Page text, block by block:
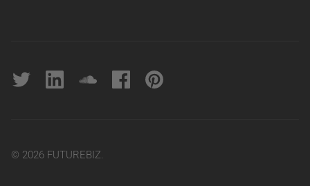
Twitter linkedin soundcloudFacebookpinterest
© 2026 FUTUREBIZ.